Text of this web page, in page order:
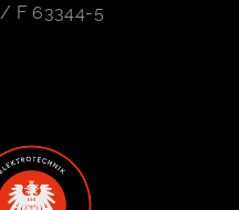
/ F 63344-5